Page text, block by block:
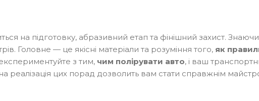
на підготовку, абразивний етап та фінішний захист.
Головне — це якісні матеріали та розуміння того, як
з тим, чим полірувати авто, і ваш
реалізація цих порад дозволить вам стати справжнім